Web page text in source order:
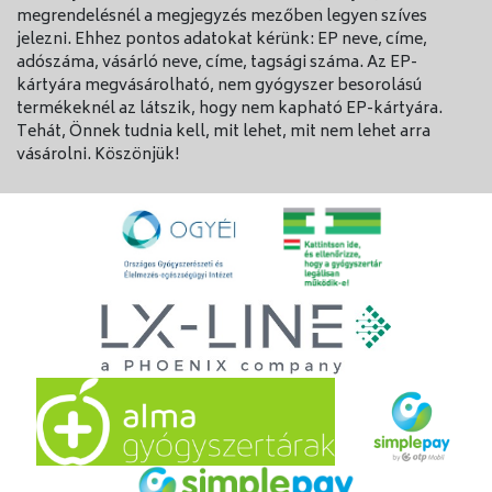
A Milgamma N kapszulát mindig a
betegtájékoztatónak,illetve az orvos által
elmondottaknak megfelelően szedje. Amennyiben
nem biztos az adagolást illetően, kérdezze meg
orvosát vagy gyógyszerészét. Mindig tartsa be az
alkalmazásra vonatkozó előírásokat, különben a
Milgamm a N kapszula nem hat megfelelően!
Ha az orvos másképp nem rendeli, szokásos adagja
naponta 3  4-szer 1 kapszula. Enyhébb esetben és
amennyiben a beteg jól reagál, napi 12 kapszula
elegendő lehet.
Az alkalmazás módja:
A kapszulát étkezés után, szétrágás nélkül, kevés
folyadékkal kell bevenni.
A tablettákat a nap bármely szakában be lehet venni.
megrendelésnél a megjegyzés mezőben legyen szíves
jelezni. Ehhez pontos adatokat kérünk: EP neve, címe,
adószáma, vásárló neve, címe, tagsági száma. Az EP-
kártyára megvásárolható, nem gyógyszer besorolású
termékeknél az látszik, hogy nem kapható EP-kártyára.
Tehát, Önnek tudnia kell, mit lehet, mit nem lehet arra
vásárolni. Köszönjük!